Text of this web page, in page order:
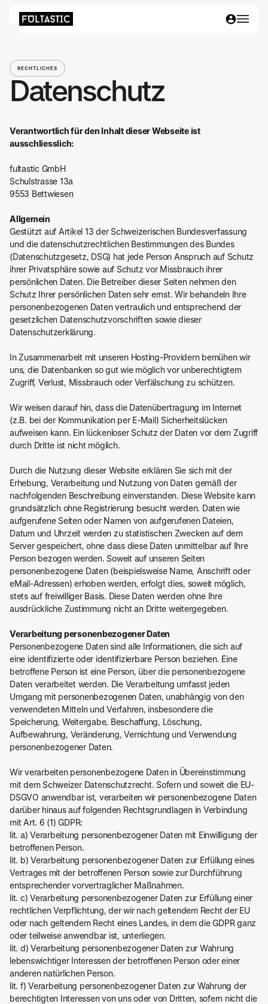
RECHTLICHES
Datenschutz
Verantwortlich für den Inhalt dieser Webseite ist
ausschliesslich:
fultastic GmbH
Schulstrasse 13a
9553 Bettwiesen
Allgemein
Gestützt auf Artikel 13 der Schweizerischen Bundesverfassung
und die datenschutzrechtlichen Bestimmungen des Bundes
(Datenschutzgesetz, DSG) hat jede Person Anspruch auf Schutz
ihrer Privatsphäre sowie auf Schutz vor Missbrauch ihrer
persönlichen Daten. Die Betreiber dieser Seiten nehmen den
Schutz Ihrer persönlichen Daten sehr ernst. Wir behandeln Ihre
personenbezogenen Daten vertraulich und entsprechend der
gesetzlichen Datenschutzvorschriften sowie dieser
Datenschutzerklärung.
In Zusammenarbeit mit unseren Hosting-Providern bemühen wir
uns, die Datenbanken so gut wie möglich vor unberechtigtem
Zugriff, Verlust, Missbrauch oder Verfälschung zu schützen.
Wir weisen darauf hin, dass die Datenübertragung im Internet
(z.B. bei der Kommunikation per E-Mail) Sicherheitslücken
aufweisen kann. Ein lückenloser Schutz der Daten vor dem Zugriff
durch Dritte ist nicht möglich.
Durch die Nutzung dieser Website erklären Sie sich mit der
Erhebung, Verarbeitung und Nutzung von Daten gemäß der
nachfolgenden Beschreibung einverstanden. Diese Website kann
grundsätzlich ohne Registrierung besucht werden. Daten wie
aufgerufene Seiten oder Namen von aufgerufenen Dateien,
Datum und Uhrzeit werden zu statistischen Zwecken auf dem
Server gespeichert, ohne dass diese Daten unmittelbar auf Ihre
Person bezogen werden. Soweit auf unseren Seiten
personenbezogene Daten (beispielsweise Name, Anschrift oder
eMail-Adressen) erhoben werden, erfolgt dies, soweit möglich,
stets auf freiwilliger Basis. Diese Daten werden ohne Ihre
ausdrückliche Zustimmung nicht an Dritte weitergegeben.
Verarbeitung personenbezogener Daten
Personenbezogene Daten sind alle Informationen, die sich auf
eine identifizierte oder identifizierbare Person beziehen. Eine
betroffene Person ist eine Person, über die personenbezogene
Daten verarbeitet werden. Die Verarbeitung umfasst jeden
Umgang mit personenbezogenen Daten, unabhängig von den
verwendeten Mitteln und Verfahren, insbesondere die
Speicherung, Weitergabe, Beschaffung, Löschung,
Aufbewahrung, Veränderung, Vernichtung und Verwendung
personenbezogener Daten.
Wir verarbeiten personenbezogene Daten in Übereinstimmung
mit dem Schweizer Datenschutzrecht. Sofern und soweit die EU-
DSGVO anwendbar ist, verarbeiten wir personenbezogene Daten
darüber hinaus auf folgenden Rechtsgrundlagen in Verbindung
mit Art. 6 (1) GDPR:
lit. a) Verarbeitung personenbezogener Daten mit Einwilligung der
betroffenen Person.
lit. b) Verarbeitung personenbezogener Daten zur Erfüllung eines
Vertrages mit der betroffenen Person sowie zur Durchführung
entsprechender vorvertraglicher Maßnahmen.
lit. c) Verarbeitung personenbezogener Daten zur Erfüllung einer
rechtlichen Verpflichtung, der wir nach geltendem Recht der EU
oder nach geltendem Recht eines Landes, in dem die GDPR ganz
oder teilweise anwendbar ist, unterliegen.
lit. d) Verarbeitung personenbezogener Daten zur Wahrung
lebenswichtiger Interessen der betroffenen Person oder einer
anderen natürlichen Person.
lit. f) Verarbeitung personenbezogener Daten zur Wahrung der
berechtigten Interessen von uns oder von Dritten, sofern nicht die